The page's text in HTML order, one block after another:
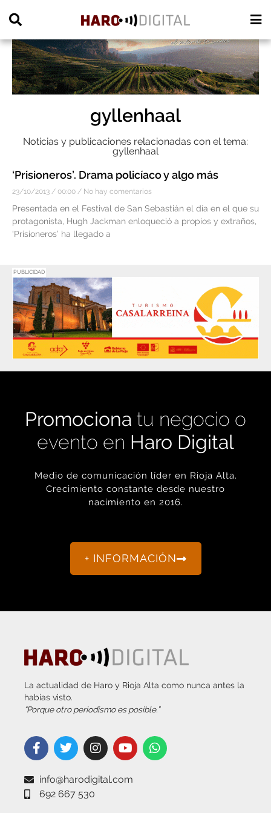
gyllenhaal
Noticias y publicaciones relacionadas con el tema:
gyllenhaal
‘Prisioneros’. Drama policíaco y algo más
23/10/2013 00:00 No hay comentarios
Presentada en el Festival de San Sebastián el día en el que su
protagonista, Hugh Jackman enloqueció a propios y extraños,
‘Prisioneros’ ha llegado a
PUBLICIDAD
Promociona tu negocio o
evento en Haro Digital
Medio de comunicación líder en Rioja Alta.
Crecimiento constante desde nuestro
nacimiento en 2016.
+ INFORMACIÓN
La actualidad de Haro y Rioja Alta como nunca antes la
habías visto.
“Porque otro periodismo es posible.”
info@harodigital.com
692 667 530